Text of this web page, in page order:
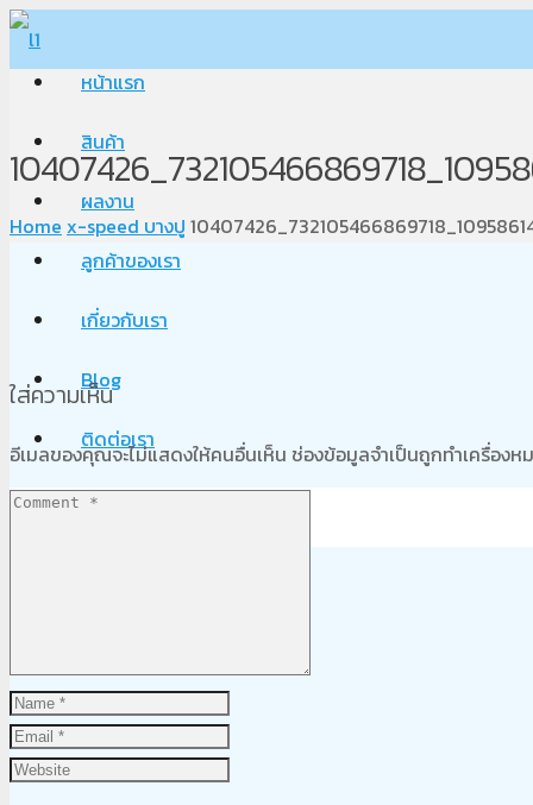
หน้าแรก
สินค้า
ผลงาน
ลูกค้าของเรา
เกี่ยวกับเรา
Blog
ติดต่อเรา
Home x-speed บางปู
ใส่ความเห็น
อีเมลของคุณจะไม่แสดงให้คนอื่นเห็น ช่องข้อมูลจำเป็นถูกทำเครื่องห